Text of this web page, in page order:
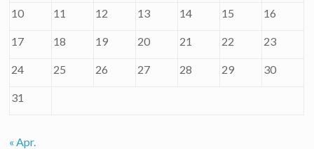
10 11 12 13 14 15 16
17 18 19 20 21 22 23
24 25 26 27 28 29 30
31
« Apr.